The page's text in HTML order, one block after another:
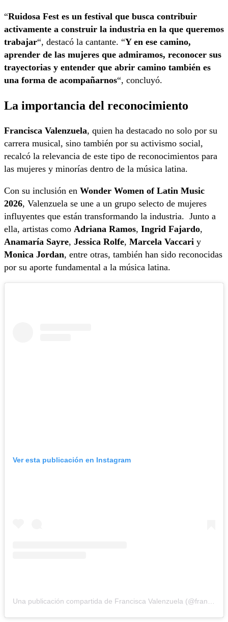
“Ruidosa Fest es un festival que busca contribuir
activamente a construir la industria en la que queremos
trabajar“, destacó la cantante. “Y en ese camino,
aprender de las mujeres que admiramos, reconocer sus
trayectorias y entender que abrir camino también es
una forma de acompañarnos“, concluyó.
La importancia del reconocimiento
Francisca Valenzuela, quien ha destacado no solo por su
carrera musical, sino también por su activismo social,
recalcó la relevancia de este tipo de reconocimientos para
las mujeres y minorías dentro de la música latina.
Con su inclusión en Wonder Women of Latin Music
2026, Valenzuela se une a un grupo selecto de mujeres
influyentes que están transformando la industria. Junto a
ella, artistas como Adriana Ramos, Ingrid Fajardo,
Anamaría Sayre, Jessica Rolfe, Marcela Vaccari y
Monica Jordan, entre otras, también han sido reconocidas
por su aporte fundamental a la música latina.
Ver esta publicación en Instagram
Una publicación compartida de Francisca Valenzuela (@franciscamusic)